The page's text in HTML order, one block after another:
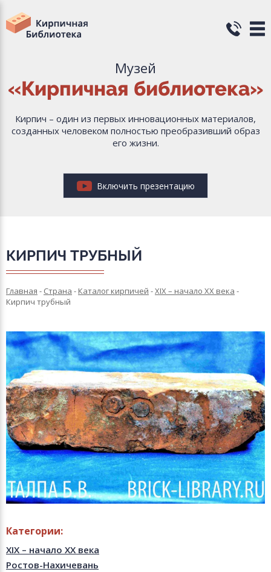
Музей
«Кирпичная библиотека»
Кирпич – один из первых инновационных материалов,
созданных человеком полностью преобразивший образ
его жизни.
Включить презентацию
КИРПИЧ ТРУБНЫЙ
Главная - Страна - Каталог кирпичей -XIX – начало XX века -
Кирпич трубный
Категории:
XIX – начало XX века
Ростов-Нахичевань